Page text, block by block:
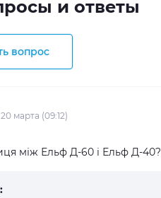
и ответы
вопрос
20 марта (09:12)
між Ельф Д-60 і Ельф Д-40?